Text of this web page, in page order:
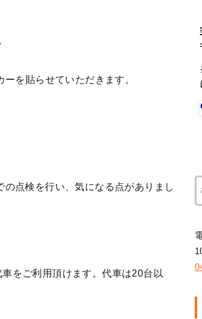
を貼らせていただきます。
点検を行い、気になる点がありまし
をご利用頂けます。代車は20台以